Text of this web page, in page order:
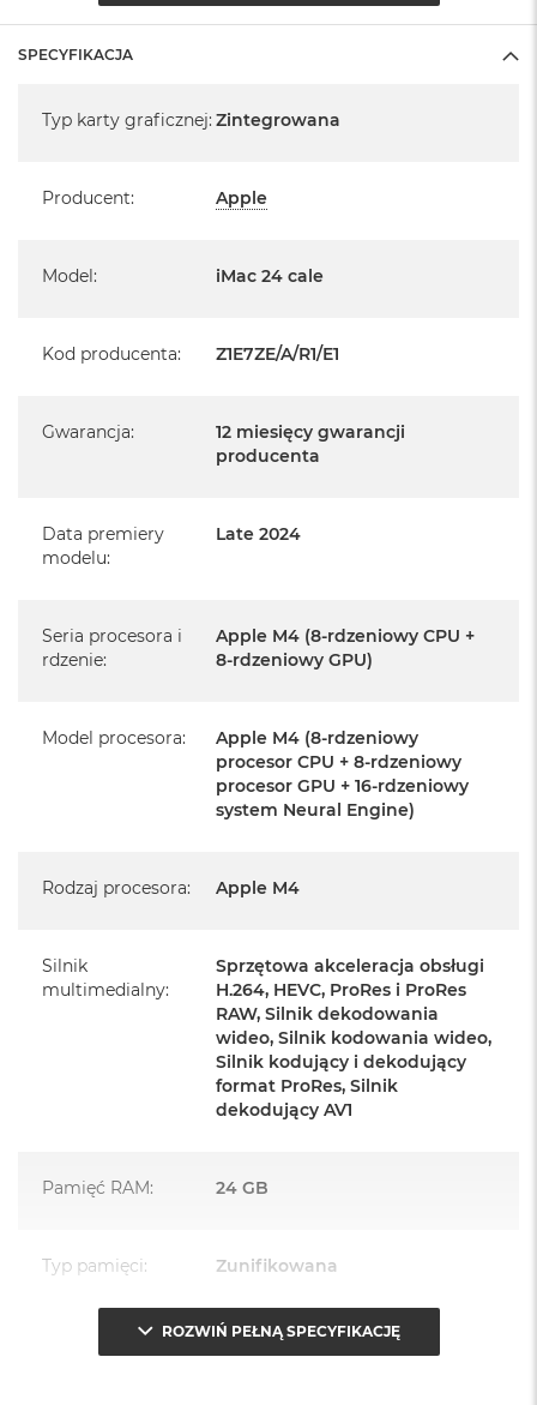
iMac jest nowy
Posiada pełną, 12 miesięczną gwarancję
Realizowaną w każdym autoryzowanym punkcie
Szczegółowe informacje na ten temat uzyskają Państwo
Posiada fabryczne opakowanie
Posiada system operacyjny macOS w języku
Język polski wybieramy przy pierwszym uruchomieniu
urządzenia.
Zasilacz o mocy 143W
Przewód USB‑C do ładowania
PASUJE WSZĘDZIE– Ten zaskakująco smukły, dostępny w
ozdobą, gdziekolwiek się pojawi.
zrobisz więcej szybciej. Bawisz się czy pracujesz, edytujesz
SPECYFIKACJA
Typ karty graficznej: Zintegrowana
Producent: Apple
Model: iMac 24 cale
Kod producenta: Z1E7ZE/A/R1/E1
Gwarancja:
12 miesięcy gwarancji
producenta
Data premiery
modelu:
Late 2024
Seria procesora i
rdzenie:
Apple M4 (8-rdzeniowy CPU +
8-rdzeniowy GPU)
Model procesora:
Apple M4 (8-rdzeniowy
procesor CPU + 8-rdzeniowy
procesor GPU + 16-rdzeniowy
system Neural Engine)
Rodzaj procesora: Apple M4
Silnik
multimedialny:
Sprzętowa akceleracja obsługi
H.264, HEVC, ProRes i ProRes
RAW, Silnik dekodowania
wideo, Silnik kodowania wideo,
Silnik kodujący i dekodujący
format ProRes, Silnik
dekodujący AV1
Pamięć RAM: 24 GB
Typ pamięci: Zunifikowana
Przepustowość
120 GB/s
ROZWIŃ PEŁNĄ SPECYFIKACJĘ